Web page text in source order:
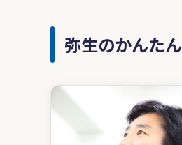
弥生のかんた